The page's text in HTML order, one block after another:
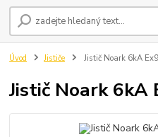
Úvod Jističe Jistič Noark 6kA
Jistič Noark 6kA